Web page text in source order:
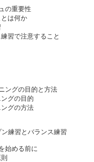
の重要性
は何か
習で注意すること
ングの目的と方法
グの目的
グの方法
練習とバランス練習
始める前に